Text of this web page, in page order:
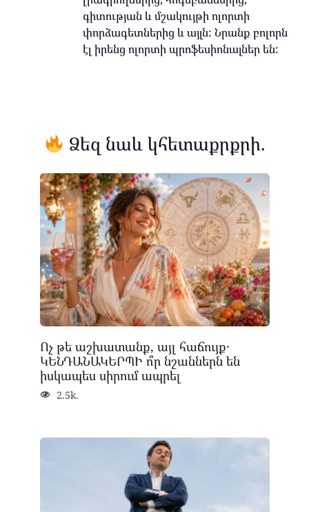
գիտության և մշակույթի ոլորտի
փորձագետներից և այլն: Նրանք բոլորն
էլ իրենց ոլորտի պրոֆեսիոնալներ են:
Ձեզ նաև կհետաքրքրի.
Ոչ թե աշխատանք, այլ հաճույք․
ԿԵՆԴԱՆԱԿԵՐՊԻ ո՞ր նշաններն են
իսկապես սիրում ապրել
2.5k.